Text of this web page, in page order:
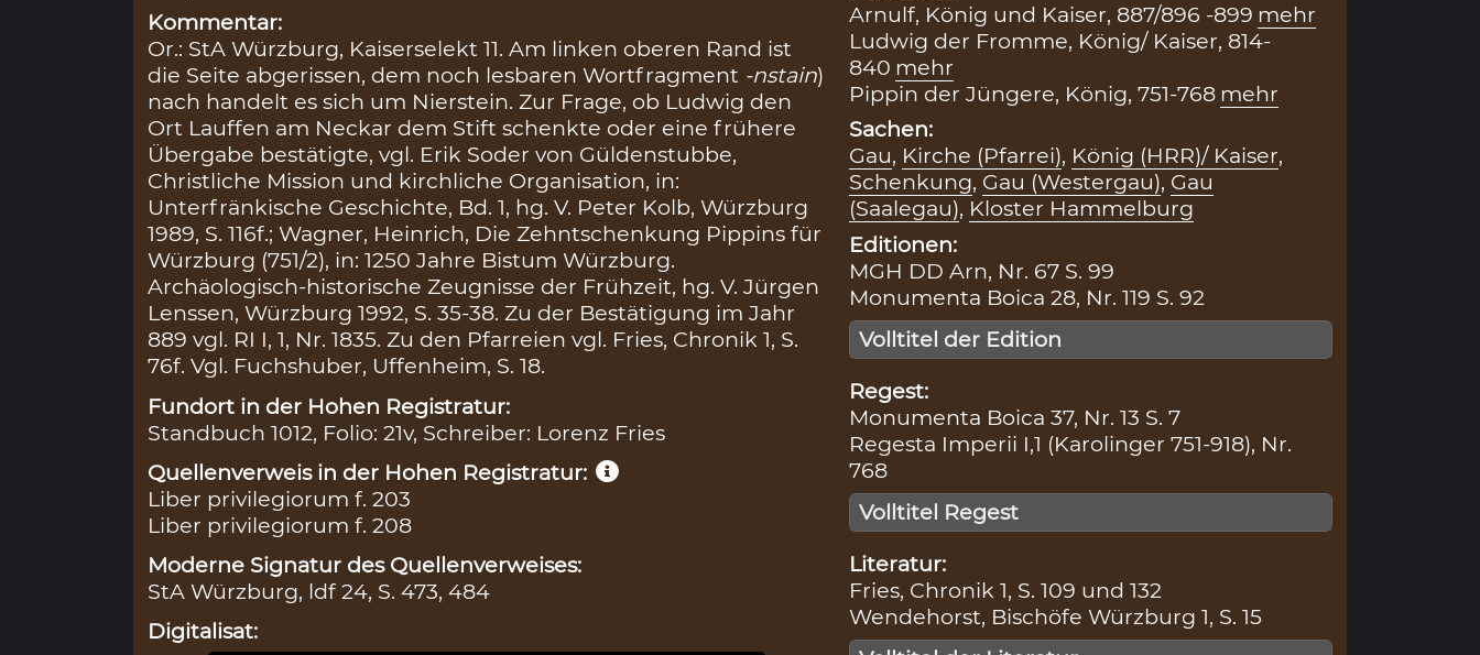
Kommentar:
Or.: StA Würzburg, Kaiserselekt 11. Am linken oberen Rand ist
die Seite abgerissen, dem noch lesbaren Wortfragment -nstain)
nach handelt es sich um Nierstein. Zur Frage, ob Ludwig den
Ort Lauffen am Neckar dem Stift schenkte oder eine frühere
Übergabe bestätigte, vgl. Erik Soder von Güldenstubbe,
Christliche Mission und kirchliche Organisation, in:
Unterfränkische Geschichte, Bd. 1, hg. V. Peter Kolb, Würzburg
1989, S. 116f.; Wagner, Heinrich, Die Zehntschenkung Pippins für
Würzburg (751/2), in: 1250 Jahre Bistum Würzburg.
Archäologisch-historische Zeugnisse der Frühzeit, hg. V. Jürgen
Lenssen, Würzburg 1992, S. 35-38. Zu der Bestätigung im Jahr
889 vgl. RI I, 1, Nr. 1835. Zu den Pfarreien vgl. Fries, Chronik 1, S.
76f. Vgl. Fuchshuber, Uffenheim, S. 18.
Fundort in der Hohen Registratur:
Standbuch 1012, Folio: 21v, Schreiber: Lorenz Fries
Quellenverweis in der Hohen Registratur:
Liber privilegiorum f. 203
Liber privilegiorum f. 208
Moderne Signatur des Quellenverweises:
StA Würzburg, ldf 24, S. 473, 484
Digitalisat:
Arnulf, König und Kaiser, 887/896 -899 mehr
Ludwig der Fromme, König/ Kaiser, 814-
840 mehr
Pippin der Jüngere, König, 751-768 mehr
Sachen:
Gau, Kirche (Pfarrei), König (HRR)/ Kaiser,
Schenkung, Gau (Westergau), Gau
(Saalegau), Kloster Hammelburg
Editionen:
MGH DD Arn, Nr. 67 S. 99
Monumenta Boica 28, Nr. 119 S. 92
Volltitel der Edition
Regest:
Monumenta Boica 37, Nr. 13 S. 7
Regesta Imperii I,1 (Karolinger 751-918), Nr.
768
Volltitel Regest
Literatur:
Fries, Chronik 1, S. 109 und 132
Wendehorst, Bischöfe Würzburg 1, S. 15